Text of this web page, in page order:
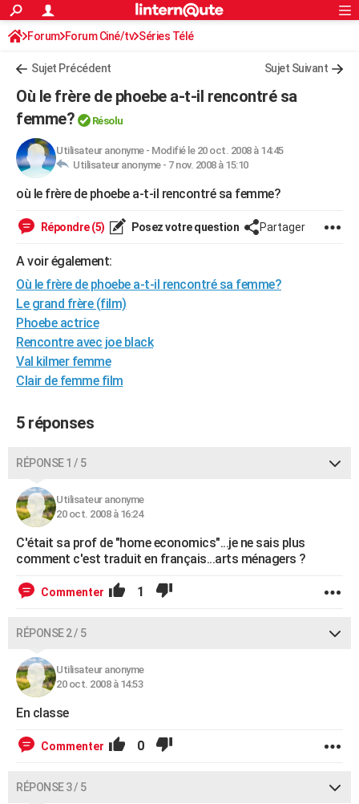
ACTUALITÉS
Politique
Société
Faits Divers
Education
Monde
Villes
+
Programme TV
TNTStreaming
Cinéma
Sorties cinéma
Musique
+FINANCE
Retraite
Impôts
Epargne
Immobilier
Risques naturels par ville
Banque
Assurance
Crédit
AUTO
Essais
Réserver un essai
Citadines
Berlines
SUV
Forum auto
HIGH-TECH
Guides de France
Escapades
Patrimoine
Expositions
Musées
Week-end nature
LIFESTYLE
Art de vivre
Bien-être
Loisirs
Mode
Modes de vie
SANTE
Alimentation
Guide de la santé
Maladies
Médicaments
Sommeil
VOYAGE
Destinations
City break
Voyage nature
Voyage de noces
Forum
Climat
+PHOTO
Carte de Noël
Carte Bonne année
Carte Saint-Valentin
Carte Pâques
Carte d'anniversaire
DICTIONNAIRE
Dictionnaire
Biographies
Citations
Expressions
Proverbes
PROGRAMME TV
S'inscrire
Se connecter
Lycées
Collèges
Primaires
Universités
Entreprises
Service militaire
Avis de recherche
FORUM
Bricolage
Lifestyle
Culture
Sport
Auto
Television
Voyage
Cinema
S'inscrire
Connexion
Forum Forum Ciné/tv Séries Télé
Sujet Précédent Sujet Suivant
Où le frère de phoebe a-t-il rencontré sa
femme?
Résolu
Utilisateur anonyme- Modifié le 20 oct. 2008 à 14:45
Utilisateur anonyme - 7 nov. 2008 à 15:10
où le frère de phoebe a-t-il rencontré sa femme?
Répondre (5) Posez votre question Partager
A voir également:
Où le frère de phoebe a-t-il rencontré sa femme?
Le grand frère (film)
Phoebe actrice
Rencontre avec joe black
Val kilmer femme
Clair de femme film
5 réponses
RÉPONSE 1 / 5
Utilisateur anonyme
20 oct. 2008 à 16:24
C'était sa prof de "home economics"...je ne sais plus
comment c'est traduit en français...arts ménagers ?
Commenter 1
RÉPONSE 2 / 5
Utilisateur anonyme
20 oct. 2008 à 14:53
En classe
Commenter 0
RÉPONSE 3 / 5